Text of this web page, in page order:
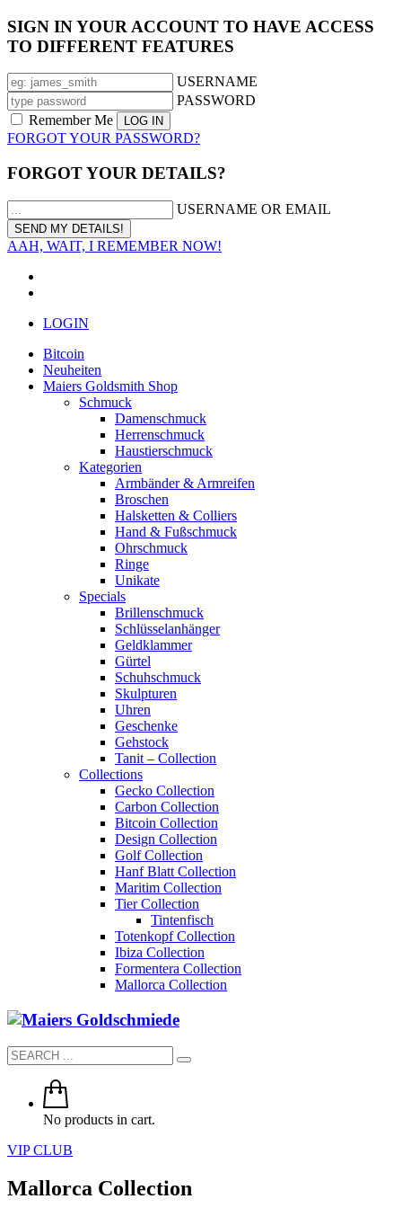
SIGN IN YOUR ACCOUNT TO HAVE ACCESS
TO DIFFERENT FEATURES
USERNAME
PASSWORD
Remember Me
FORGOT YOUR PASSWORD?
FORGOT YOUR DETAILS?
USERNAME OR EMAIL
AAH, WAIT, I REMEMBER NOW!
LOGIN
Bitcoin
Neuheiten
Maiers Goldsmith Shop
Schmuck
Damenschmuck
Herrenschmuck
Haustierschmuck
Kategorien
Armbänder & Armreifen
Broschen
Halsketten & Colliers
Hand & Fußschmuck
Ohrschmuck
Ringe
Unikate
Specials
Brillenschmuck
Schlüsselanhänger
Geldklammer
Gürtel
Schuhschmuck
Skulpturen
Uhren
Geschenke
Gehstock
Tanit – Collection
Collections
Gecko Collection
Carbon Collection
Bitcoin Collection
Design Collection
Golf Collection
Hanf Blatt Collection
Maritim Collection
Tier Collection
Tintenfisch
Totenkopf Collection
Ibiza Collection
Formentera Collection
Mallorca Collection
No products in cart.
VIP CLUB
Mallorca Collection